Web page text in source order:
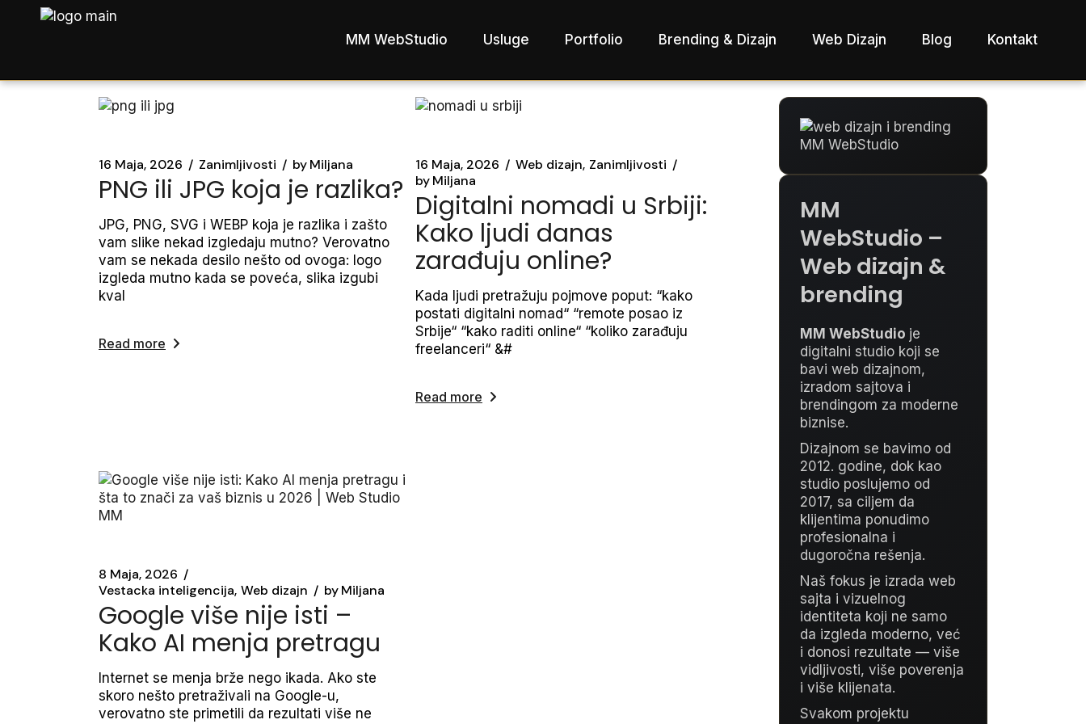
MM WebStudio Usluge Portfolio Brending & Dizajn Web Dizajn Blog Kontakt
16 Maja, 2026 Zanimljivosti byMiljana
PNG ili JPG koja je razlika?
JPG, PNG, SVG i WEBP koja je razlika i zašto
vam slike nekad izgledaju mutno? Verovatno
vam se nekada desilo nešto od ovoga: logo
izgleda mutno kada se poveća, slika izgubi
kval
Read more
16 Maja, 2026 Web dizajn Zanimljivosti
byMiljana
Digitalni nomadi u Srbiji:
Kako ljudi danas
zarađuju online?
Kada ljudi pretražuju pojmove poput: “kako
postati digitalni nomad“ “remote posao iz
Srbije“ “kako raditi online“ “koliko zarađuju
freelanceri“ &#
Read more
8 Maja, 2026
Vestacka inteligencija Web dizajn byMiljana
Google više nije isti –
Kako AI menja pretragu
Internet se menja brže nego ikada. Ako ste
skoro nešto pretraživali na Google-u,
verovatno ste primetili da rezultati više ne
MM
WebStudio –
Web dizajn &
brending
MM WebStudio je
digitalni studio koji se
bavi web dizajnom,
izradom sajtova i
brendingom za moderne
biznise.
Dizajnom se bavimo od
2012. godine, dok kao
studio poslujemo od
2017, sa ciljem da
klijentima ponudimo
profesionalna i
dugoročna rešenja.
Naš fokus je izrada web
sajta i vizuelnog
identiteta koji ne samo
da izgleda moderno, već
i donosi rezultate — više
vidljivosti, više poverenja
i više klijenata.
Svakom projektu